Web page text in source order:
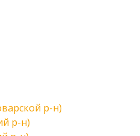
р-н)
р-н)